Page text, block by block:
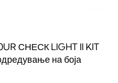
СНЕСК LIGHT II KIT
на боја